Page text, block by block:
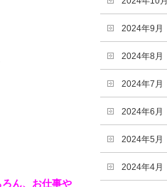
ん、お仕事や
2024年9月
2024年8月
2024年7月
2024年6月
2024年5月
2024年4月